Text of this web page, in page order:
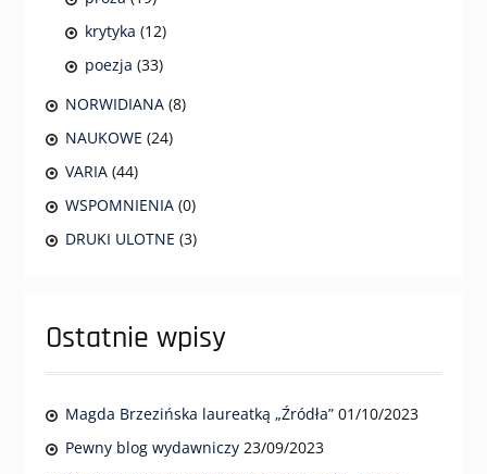
krytyka (12)
poezja (33)
NORWIDIANA (8)
NAUKOWE (24)
VARIA (44)
WSPOMNIENIA (0)
DRUKI ULOTNE (3)
Ostatnie wpisy
Magda Brzezińska laureatką „Źródła” 01/10/2023
Pewny blog wydawniczy 23/09/2023